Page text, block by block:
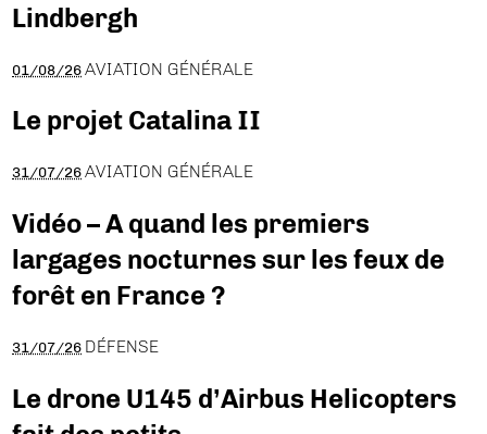
Lindbergh
01/08/26 AVIATION GÉNÉRALE
Le projet Catalina II
31/07/26 AVIATION GÉNÉRALE
Vidéo – A quand les premiers
largages nocturnes sur les feux de
forêt en France ?
31/07/26 DÉFENSE
Le drone U145 d’Airbus Helicopters